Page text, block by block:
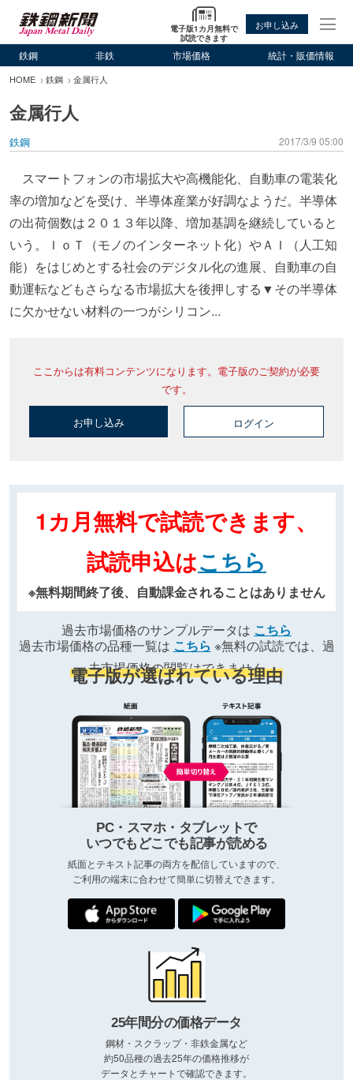
電子版1カ月無料で
試読できます
お申し込み
鉄鋼 非鉄 市場価格 統計・販価情報
HOME 鉄鋼 金属行人
金属行人
鉄鋼 2017/3/9 05:00
スマートフォンの市場拡大や高機能化、自動車の電装化
率の増加などを受け、半導体産業が好調なようだ。半導体
の出荷個数は２０１３年以降、増加基調を継続していると
いう。ＩｏＴ（モノのインターネット化）やＡＩ（人工知
能）をはじめとする社会のデジタル化の進展、自動車の自
動運転などもさらなる市場拡大を後押しする▼その半導体
に欠かせない材料の一つがシリコン...
ここからは有料コンテンツになります。電子版のご契約が必要
です。
お申し込み ログイン
1カ月無料で試読できます、
試読申込はこちら
※無料期間終了後、自動課金されることはありません
過去市場価格のサンプルデータは こちら
過去市場価格の品種一覧は こちら ※無料の試読では、過
去市場価格の閲覧はできません
電子版が選ばれている理由
PC・スマホ・タブレットで
いつでもどこでも記事が読める
紙面とテキスト記事の両方を配信していますので、
ご利用の端末に合わせて簡単に切替えできます。
25年間分の価格データ
鋼材・スクラップ・非鉄金属など
約50品種の過去25年の価格推移が
データとチャートで確認できます。